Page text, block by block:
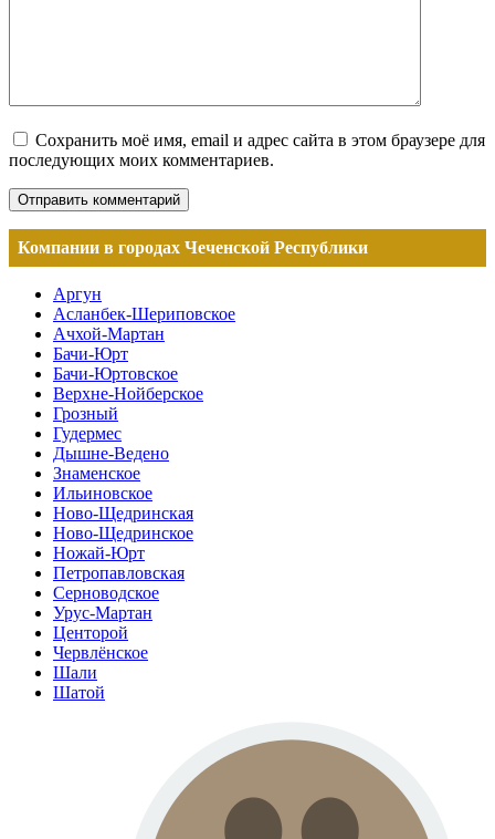
Сохранить моё имя, email и адрес сайта в этом браузере для
последующих моих комментариев.
Компании в городах Чеченской Республики
Аргун
Асланбек-Шериповское
Ачхой-Мартан
Бачи-Юрт
Бачи-Юртовское
Верхне-Нойберское
Грозный
Гудермес
Дышне-Ведено
Знаменское
Ильиновское
Ново-Щедринская
Ново-Щедринское
Ножай-Юрт
Петропавловская
Серноводское
Урус-Мартан
Центорой
Червлёнское
Шали
Шатой